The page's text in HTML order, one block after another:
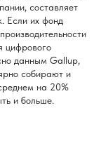
составляет
Если их фонд
цифрового
данным Gallup,
собирают и
на 20%
и больше.